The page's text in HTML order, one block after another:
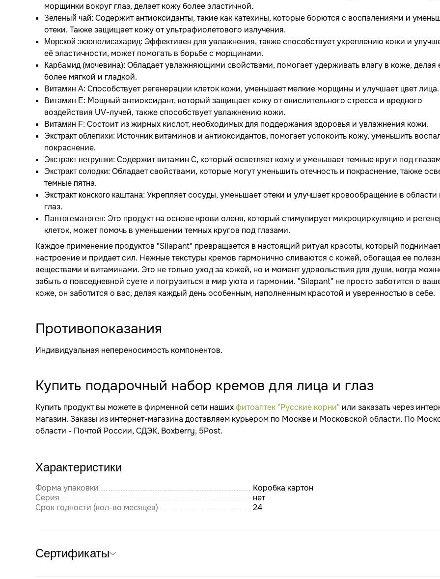
морщинки вокруг глаз, делает кожу более эластичной.
Зеленый чай: Содержит антиоксиданты, такие как катехины, которые борются с воспалениями и
отеки. Также защищает кожу от ультрафиолетового излучения.
Морской экзополисахарид: Эффективен для увлажнения, также способствует укреплению кожи и
её эластичности, может помогать в борьбе с морщинами.
Карбамид (мочевина): Обладает увлажняющими свойствами, помогает удерживать влагу в коже, делая
более мягкой и гладкой.
Витамин А: Способствует регенерации клеток кожи, уменьшает мелкие морщины и улучшает цвет лица.
Витамин Е: Мощный антиоксидант, который защищает кожу от окислительного стресса и вредного
воздействия UV-лучей, также способствует увлажнению кожи.
Витамин F: Состоит из жирных кислот, необходимых для поддержания здоровья и увлажнения кожи.
Экстракт облепихи: Источник витаминов и антиоксидантов, помогает успокоить кожу, уменьшить
покраснение.
Экстракт петрушки: Содержит витамин C, который осветляет кожу и уменьшает темные круги под
Экстракт солодки: Обладает свойствами, которые могут уменьшить отечность и покраснение, также
темные пятна.
Экстракт конского каштана: Укрепляет сосуды, уменьшает отеки и улучшает кровообращение в области
глаз.
Пантогематоген: Это продукт на основе крови оленя, который стимулирует микроциркуляцию и
клеток, может помочь в уменьшении темных кругов под глазами.
Каждое применение продуктов "Silapant" превращается в настоящий ритуал красоты, который
настроение и придает сил. Нежные текстуры кремов гармонично сливаются с кожей, обогащая ее
веществами и витаминами. Это не только уход за кожей, но и момент удовольствия для души, когда
забыть о повседневной суете и погрузиться в мир уюта и гармонии. "Silapant" не просто заботится о
коже, он заботится о вас, делая каждый день особенным, наполненным красотой и уверенностью в себе.
Противопоказания
Индивидуальная непереносимость компонентов.
Купить подарочный набор кремов для лица и глаз
Купить продукт вы можете в фирменной сети нашихфитоаптек "Русские корни" или заказать через
магазин. Заказы из интернет-магазина доставляем курьером по Москве и Московской области. По
области - Почтой России, СДЭК, Boxberry, 5Post.
Характеристики
Форма упаковки
Коробка картон
Серия
нет
Срок годности (кол-во месяцев)
24
Сертификаты